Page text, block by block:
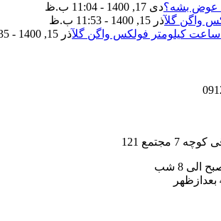
عوض بشه؟دی 17, 1400 - 11:04 ب.ظ
واگن گلآذر 15, 1400 - 11:53 ب.ظ
کیلومتر فولکس واگن گلآذر 15, 1400 - 11:35 ب.ظ
121